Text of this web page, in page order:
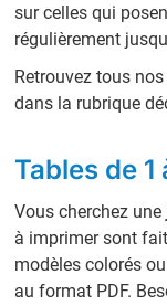
sur celles qui
régulièrement
Retrouvez tous
dans la rubrique
Tables de 1
Vous cherchez une
à imprimer sont
modèles colorés
au format PDF.